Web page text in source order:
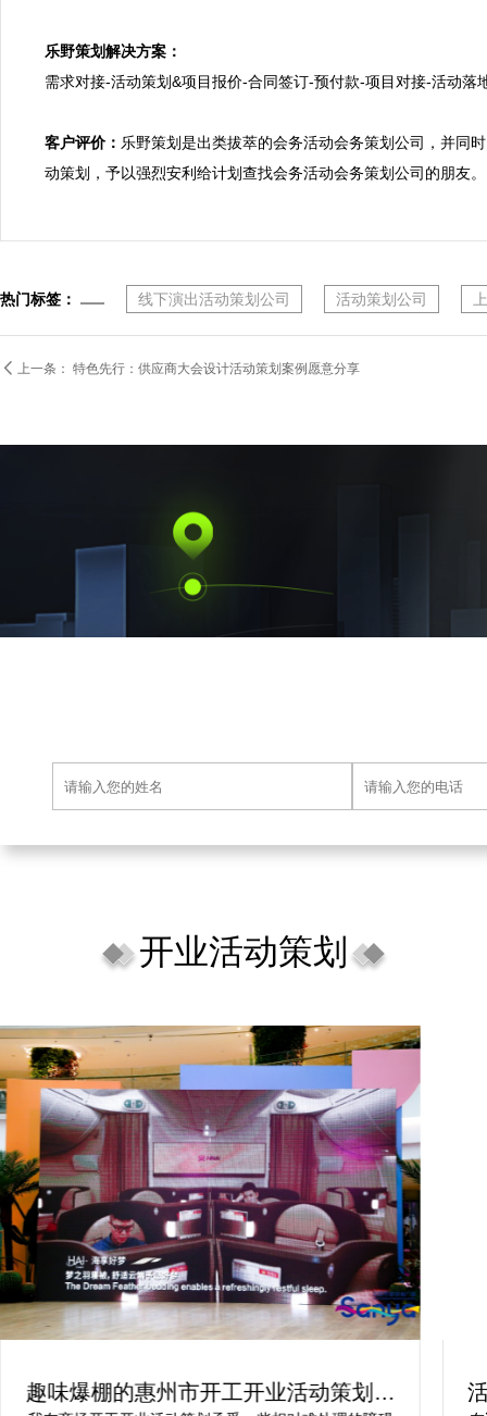
乐野策划解决方案：
需求对接-活动策划&项目报价-合同签订-预付款-项目对接-活动落
客户评价： 乐野策划是出类拔萃的会务活动会务策划公司，并同
动策划，予以强烈安利给计划查找会务活动会务策划公司的朋友。
热门标签： 线下演出活动策划公司 活动策划公司
 上一条： 特色先行：供应商大会设计活动策划案例愿意分享
开业活动策划
活动开业盛典策划方案究竟怎么实现梦